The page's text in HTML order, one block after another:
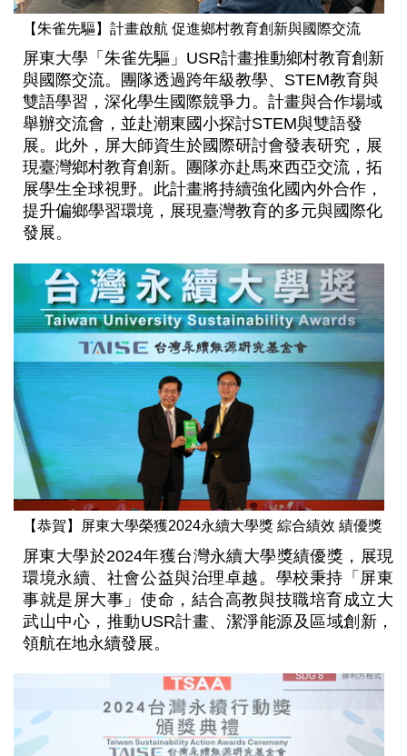
【朱雀先驅】計畫啟航 促進鄉村教育創新與國際交流
屏東大學「朱雀先驅」USR計畫推動鄉村教育創新
與國際交流。團隊透過跨年級教學、STEM教育與
雙語學習，深化學生國際競爭力。計畫與合作場域
舉辦交流會，並赴潮東國小探討STEM與雙語發
展。此外，屏大師資生於國際研討會發表研究，展
現臺灣鄉村教育創新。團隊亦赴馬來西亞交流，拓
展學生全球視野。此計畫將持續強化國內外合作，
提升偏鄉學習環境，展現臺灣教育的多元與國際化
發展。
【恭賀】屏東大學榮獲2024永續大學獎 綜合績效 績優獎
屏東大學於2024年獲台灣永續大學獎績優獎，展現
環境永續、社會公益與治理卓越。學校秉持「屏東
事就是屏大事」使命，結合高教與技職培育成立大
武山中心，推動USR計畫、潔淨能源及區域創新，
領航在地永續發展。